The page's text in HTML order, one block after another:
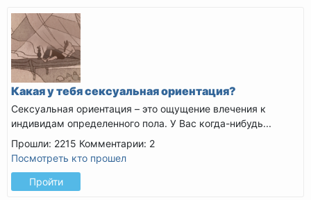
Какая у тебя сексуальная ориентация?
Сексуальная ориентация – это ощущение влечения к
индивидам определенного пола. У Вас когда-нибудь...
Прошли: 2215 Комментарии: 2
Посмотреть кто прошел
Пройти